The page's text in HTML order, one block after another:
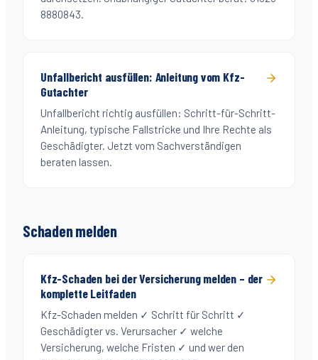
8880843.
Unfallbericht ausfüllen: Anleitung vom Kfz-
Gutachter
Unfallbericht richtig ausfüllen: Schritt-für-Schritt-
Anleitung, typische Fallstricke und Ihre Rechte als
Geschädigter. Jetzt vom Sachverständigen
beraten lassen.
Schaden melden
Kfz-Schaden bei der Versicherung melden – der
komplette Leitfaden
Kfz-Schaden melden ✓ Schritt für Schritt ✓
Geschädigter vs. Verursacher ✓ welche
Versicherung, welche Fristen ✓ und wer den